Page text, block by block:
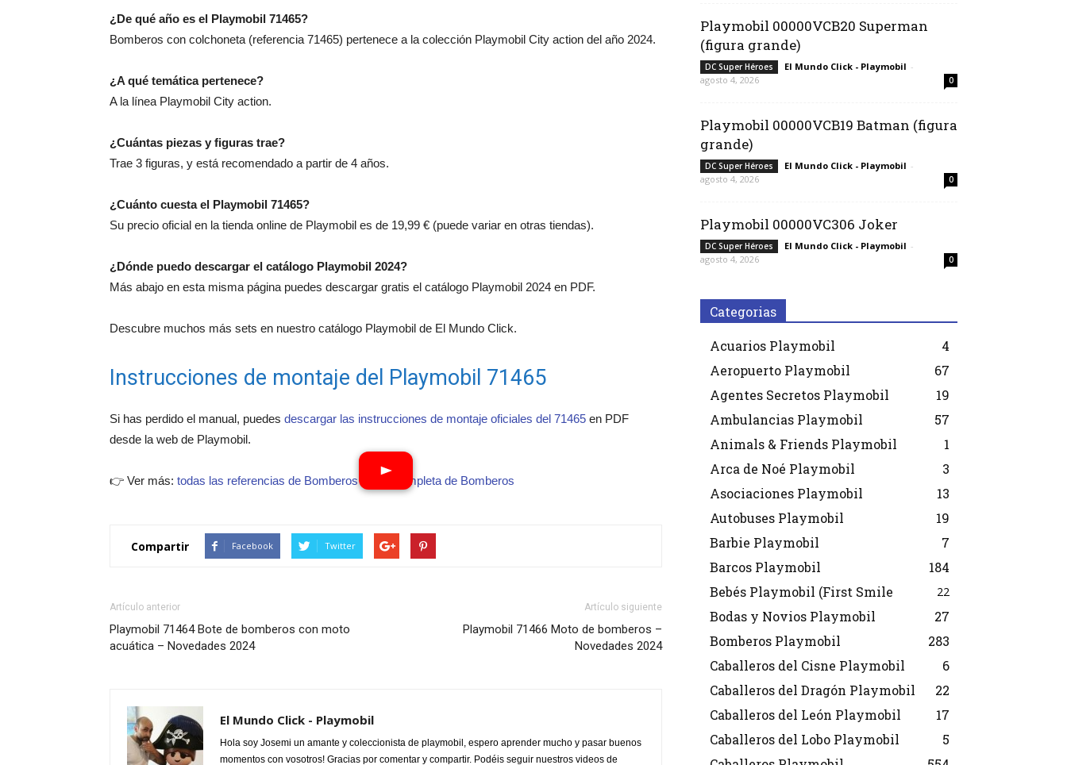
¿De qué año es el Playmobil 71465?
Bomberos con colchoneta (referencia 71465) pertenece a la colección Playmobil City action del año 2024.
¿A qué temática pertenece?
A la línea Playmobil City action.
¿Cuántas piezas y figuras trae?
Trae 3 figuras, y está recomendado a partir de 4 años.
¿Cuánto cuesta el Playmobil 71465?
Su precio oficial en la tienda online de Playmobil es de 19,99 € (puede variar en otras tiendas).
¿Dónde puedo descargar el catálogo Playmobil 2024?
Más abajo en esta misma página puedes descargar gratis el catálogo Playmobil 2024 en PDF.
Descubre muchos más sets en nuestro catálogo Playmobil de El Mundo Click.
Instrucciones de montaje del Playmobil 71465
Si has perdido el manual, puedes descargar las instrucciones de montaje oficiales del 71465 en PDF
desde la web de Playmobil.
👉 Ver más: todas las referencias de Bomberos· guía completa de Bomberos
Compartir Facebook Twitter
Artículo anterior
Playmobil 71464 Bote de bomberos con moto
acuática – Novedades 2024
Artículo siguiente
Playmobil 71466 Moto de bomberos –
Novedades 2024
El Mundo Click - Playmobil
Hola soy Josemi un amante y coleccionista de playmobil, espero aprender mucho y pasar buenos
momentos con vosotros! Gracias por comentar y compartir. Podéis seguir nuestros videos de
Playmobil 00000VCB20 Superman
(figura grande)
DC Super Héroes El Mundo Click - Playmobil -
agosto 4, 2026
0
Playmobil 00000VCB19 Batman (figura
grande)
DC Super Héroes El Mundo Click - Playmobil -
agosto 4, 2026
0
Playmobil 00000VC306 Joker
DC Super Héroes El Mundo Click - Playmobil -
agosto 4, 2026
0
Categorias
Acuarios Playmobil
4
Aeropuerto Playmobil
67
Agentes Secretos Playmobil
19
Ambulancias Playmobil
57
Animals & Friends Playmobil
1
Arca de Noé Playmobil
3
Asociaciones Playmobil
13
Autobuses Playmobil
19
Barbie Playmobil
7
Barcos Playmobil
184
Bebés Playmobil (First Smile
22
Bodas y Novios Playmobil
27
Bomberos Playmobil
283
Caballeros del Cisne Playmobil
6
Caballeros del Dragón Playmobil
22
Caballeros del León Playmobil
17
Caballeros del Lobo Playmobil
5